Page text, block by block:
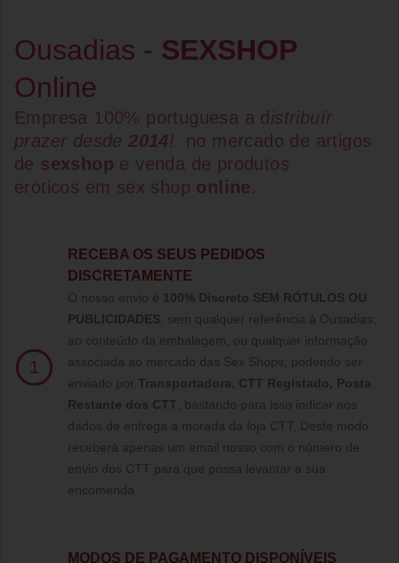
Ousadias - SEXSHOP
Online
Empresa 100% portuguesa a d istribuír
prazer desde2014!
no mercado de artigos
de sexshop e venda de produtos
eróticos em sex shop online.
1
RECEBA OS SEUS PEDIDOS
DISCRETAMENTE
O nosso envio é 100% Discreto SEM RÓTULOS OU
PUBLICIDADES , sem qualquer referência à Ousadias,
ao conteúdo da embalagem, ou qualquer informação
associada ao mercado das Sex Shops, podendo ser
enviado por Transportadora, CTT Registado, Posta
Restante dos CTT , bastando para isso indicar nos
dados de entrega a morada da loja CTT, Deste modo
receberá apenas um email nosso com o número de
envio dos CTT para que possa levantar a sua
encomenda.
MODOS DE PAGAMENTO DISPONÍVEIS